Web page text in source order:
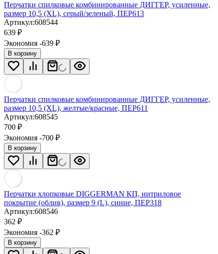
Перчатки спилковые комбинированные ДИГГЕР, усиленные,
размер 10,5 (XL), серый/зеленый, ПЕР613
Артикул:608544
639 ₽
Экономия -639 ₽
В корзину
Перчатки спилковые комбинированные ДИГГЕР, усиленные,
размер 10,5 (XL), желтые/красные, ПЕР611
Артикул:608545
700 ₽
Экономия -700 ₽
В корзину
Перчатки хлопковые DIGGERMAN КП, нитриловое
покрытие (облив), размер 9 (L), синие, ПЕР318
Артикул:608546
362 ₽
Экономия -362 ₽
В корзину